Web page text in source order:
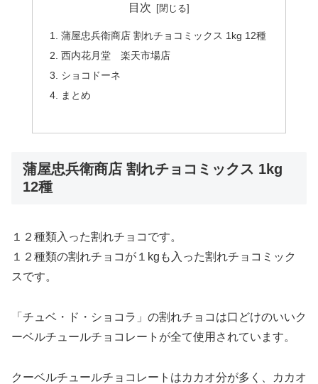
目次
蒲屋忠兵衛商店 割れチョコミックス 1kg 12種
西内花月堂 楽天市場店
ショコドーネ
まとめ
蒲屋忠兵衛商店 割れチョコミックス 1kg
12種
１２種類入った割れチョコです。
１２種類の割れチョコが１kgも入った割れチョコミック
スです。
「チュベ・ド・ショコラ」の割れチョコは口どけのいいク
ーベルチュールチョコレートが全て使用されています。
クーベルチュールチョコレートはカカオ分が多く、カカオ